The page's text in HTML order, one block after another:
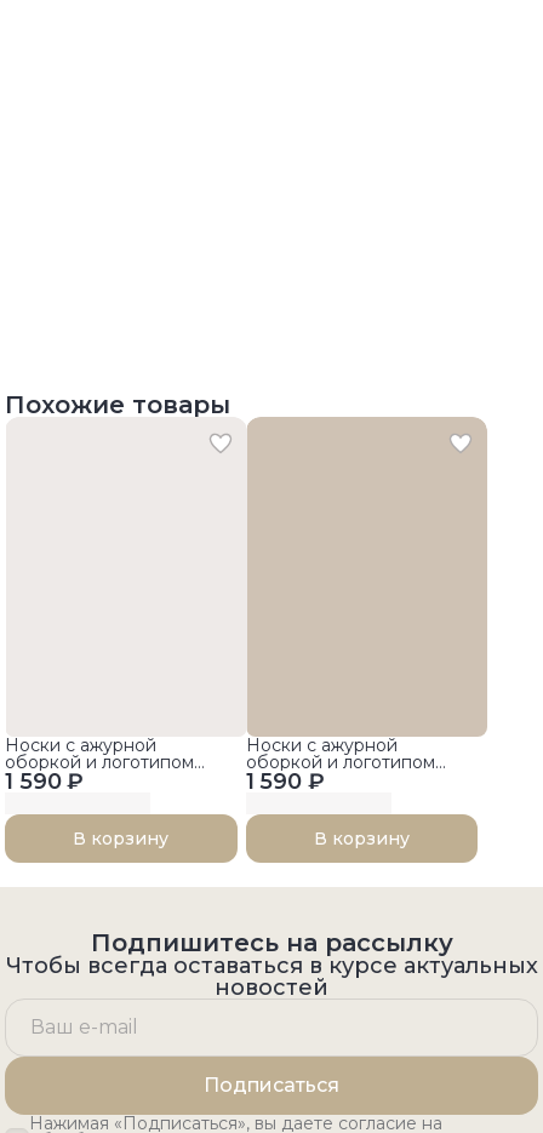
Похожие товары
1 590 ₽
Носки с ажурной
оборкой и логотипом
бренда
В корзину
1 590 ₽
Носки с ажурной
оборкой и логотипом
бренда
В корзину
Подпишитесь на рассылку
Чтобы всегда оставаться в курсе актуальных
новостей
Подписаться
Нажимая «Подписаться», вы даете согласие на